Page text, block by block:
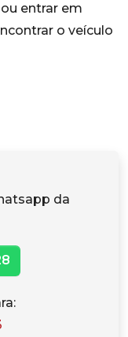
entrar em
o veículo
da